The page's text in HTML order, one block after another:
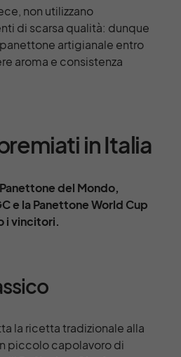
non utilizzano
di scarsa qualità: dunque
artigianale entro
aroma e consistenza
in Italia
del Mondo,
e la Panettone World Cup
i vincitori.
la ricetta tradizionale alla
piccolo capolavoro di